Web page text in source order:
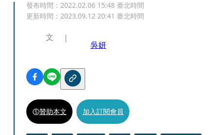
發布時間： 2022.02.06 15:48 臺北時間
更新時間： 2023.09.12 20:41 臺北時間
文
吳妍
贊助本文 加入訂閱會員